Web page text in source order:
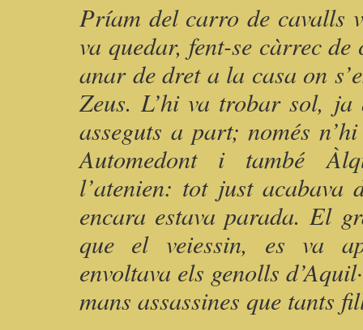
Príam del carro de cavalls
va quedar, fent-se càrrec
anar de dret a la casa on
Zeus. L’hi va trobar sol, ja
asseguts a part; només
Automedont i també
l’atenien: tot just
encara estava parada. El
que el veiessin, es va
envoltava els genolls
mans assassines que tants